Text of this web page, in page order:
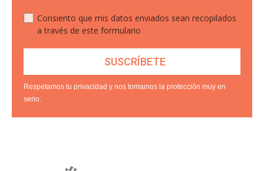
Consiento que mis datos enviados sean recopilados
a través de este formulario
Respetamos tu privacidad y nos tomamos la protección muy en
serio.